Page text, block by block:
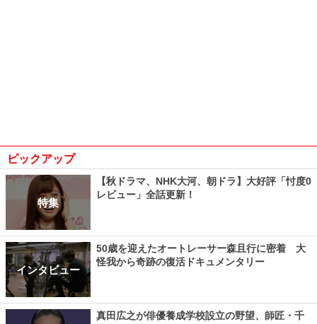
ピックアップ
特集
【秋ドラマ、NHK大河、朝ドラ】大好評「忖度0
レビュー」全話更新！
インタビュー
50歳を迎えたオートレーサー森且行に密着 大
怪我から奇跡の復活ドキュメンタリー
真田広之が俳優養成学校設立の野望、師匠・千